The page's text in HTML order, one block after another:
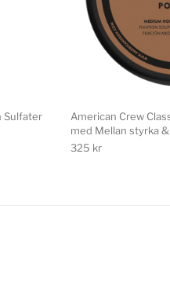
Sulfater
American Crew
med Mellan styrka
325 kr